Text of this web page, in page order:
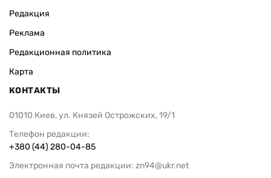
Редакция
Реклама
Редакционная политика
Карта
КОНТАКТЫ
01010 Киев, ул. Князей Острожских, 19/1
Телефон редакции:
+380 (44) 280-04-85
Электронная почта редакции: zn94@ukr.net